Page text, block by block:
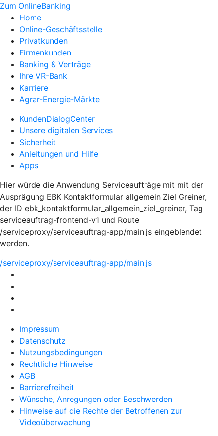
Zum OnlineBanking
Home
Online-Geschäftsstelle
Privatkunden
Firmenkunden
Banking & Verträge
Ihre VR-Bank
Karriere
Agrar-Energie-Märkte
KundenDialogCenter
Unsere digitalen Services
Sicherheit
Anleitungen und Hilfe
Apps
Hier würde die Anwendung Serviceaufträge mit mit der
Ausprägung EBK Kontaktformular allgemein Ziel Greiner,
der ID ebk_kontaktformular_allgemein_ziel_greiner, Tag
serviceauftrag-frontend-v1 und Route
/serviceproxy/serviceauftrag-app/main.js eingeblendet
werden.
/serviceproxy/serviceauftrag-app/main.js
Impressum
Datenschutz
Nutzungsbedingungen
Rechtliche Hinweise
AGB
Barrierefreiheit
Wünsche, Anregungen oder Beschwerden
Hinweise auf die Rechte der Betroffenen zur
Videoüberwachung